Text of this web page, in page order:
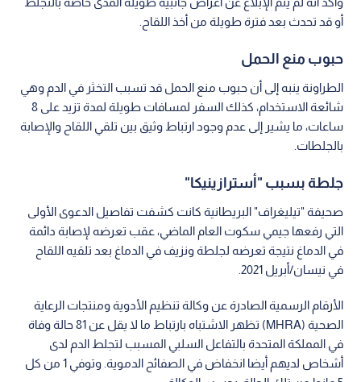
أو قد تحدث بعد فترة طويلة من أخذ اللقاح.
حبوب منع الحمل
الطراونة ينبه إلى أن حبوب منع الحمل قد تسبب التخثر في الدم وهي
شائعة الاستخدام، كذلك السفر لمسافات طويلة لمدة تزيد على 8
ساعات، ما يشير إلى عدم وجود ارتباط وثيق بين تلقي اللقاح والإصابة
بالجلطات.
جلطة بسبب "أسترازينيكا"
صحيفة "تيليغراف" البريطانية كانت كشفت تفاصيل الدعوى الأولى
التي رفعها جيمي سكوت العام الماضي، عقب تعرضه لإصابة دائمة
في الدماغ نتيجة تعرضه لجلطة ونزيف في الدماغ بعد تلقيه اللقاح
في نيسان/أبريل 2021.
الأرقام الرسمية الصادرة عن وكالة تنظيم الأدوية ومنتجات الرعاية
الصحية (MHRA) تظهر الاشتباه بارتباط ما لا يقل عن 81 حالة وفاة
في المملكة المتحدة بالتفاعل السلبي المسبب لتجلط الدم لدى
أشخاص لديهم أيضا انخفاض في الصفائح الدموية. وتوفي 1 من كل